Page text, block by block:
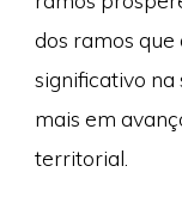
dos ramos
significativo na
mais em
territorial.